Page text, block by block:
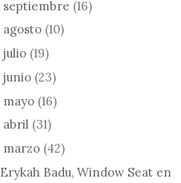
septiembre (16)
agosto (10)
julio (19)
junio (23)
mayo (16)
abril (31)
marzo (42)
Erykah Badu, Window Seat en